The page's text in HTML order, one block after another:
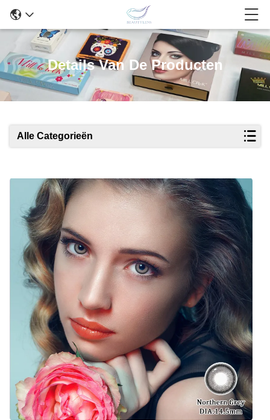
Details Van De Producten
Alle Categorieën